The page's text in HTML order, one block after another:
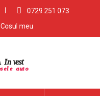
0729 251 073
Cosul meu